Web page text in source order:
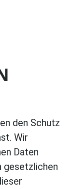
den Schutz
Wir
Daten
gesetzlichen